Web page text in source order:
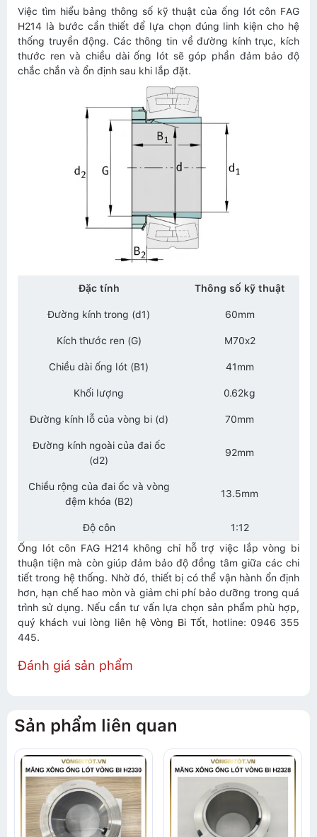
Việc tìm hiểu bảng thông số kỹ thuật của ống lót côn FAG
H214 là bước cần thiết để lựa chọn đúng linh kiện cho hệ
thống truyền động. Các thông tin về đường kính trục, kích
thước ren và chiều dài ống lót sẽ góp phần đảm bảo độ
chắc chắn và ổn định sau khi lắp đặt.
Đặc tính Thông số kỹ thuật
Đường kính trong (d1) 60mm
Kích thước ren (G) M70x2
Chiều dài ống lót (B1) 41mm
Khối lượng 0.62kg
Đường kính lỗ của vòng bi (d) 70mm
Đường kính ngoài của đai ốc
(d2)
92mm
Chiều rộng của đai ốc và vòng
đệm khóa (B2)
13.5mm
Độ côn
1:12
Ống lót côn FAG H214 không chỉ hỗ trợ việc lắp vòng bi
thuận tiện mà còn giúp đảm bảo độ đồng tâm giữa các chi
tiết trong hệ thống. Nhờ đó, thiết bị có thể vận hành ổn định
hơn, hạn chế hao mòn và giảm chi phí bảo dưỡng trong quá
trình sử dụng. Nếu cần tư vấn lựa chọn sản phẩm phù hợp,
quý khách vui lòng liên hệVòng Bi Tốt, hotline: 0946 355
445.
Đánh giá sản phẩm
Sản phẩm liên quan